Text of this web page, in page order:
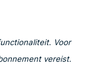
Voor
vereist.